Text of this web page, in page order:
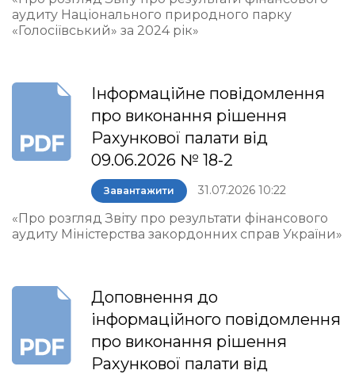
аудиту Національного природного парку
«Голосіївський» за 2024 рік»
Інформаційне повідомлення
про виконання рішення
Рахункової палати від
09.06.2026 № 18-2
Завантажити 31.07.2026 10:22
«Про розгляд Звіту про результати фінансового
аудиту Міністерства закордонних справ України»
Доповнення до
інформаційного повідомлення
про виконання рішення
Рахункової палати від